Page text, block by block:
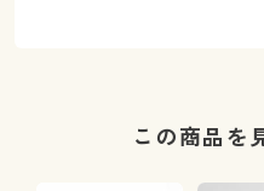
この商品を